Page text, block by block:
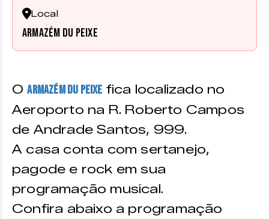
Local
Armazém du Peixe
OArmazém Du Peixe fica localizado no
Aeroporto na R. Roberto Campos
de Andrade Santos, 999.
A casa conta com sertanejo,
pagode e rock em sua
programação musical.
Confira abaixo a programação